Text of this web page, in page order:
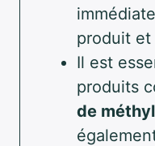
produit
Il est
produits
de